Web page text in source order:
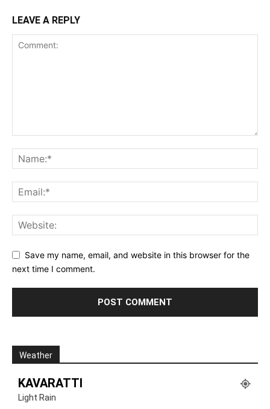
LEAVE A REPLY
Save my name, email, and website in this browser for the
next time I comment.
Weather
KAVARATTI
Light Rain